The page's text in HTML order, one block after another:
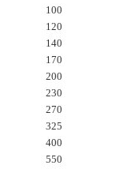
100
120
140
170
200
230
270
325
400
550